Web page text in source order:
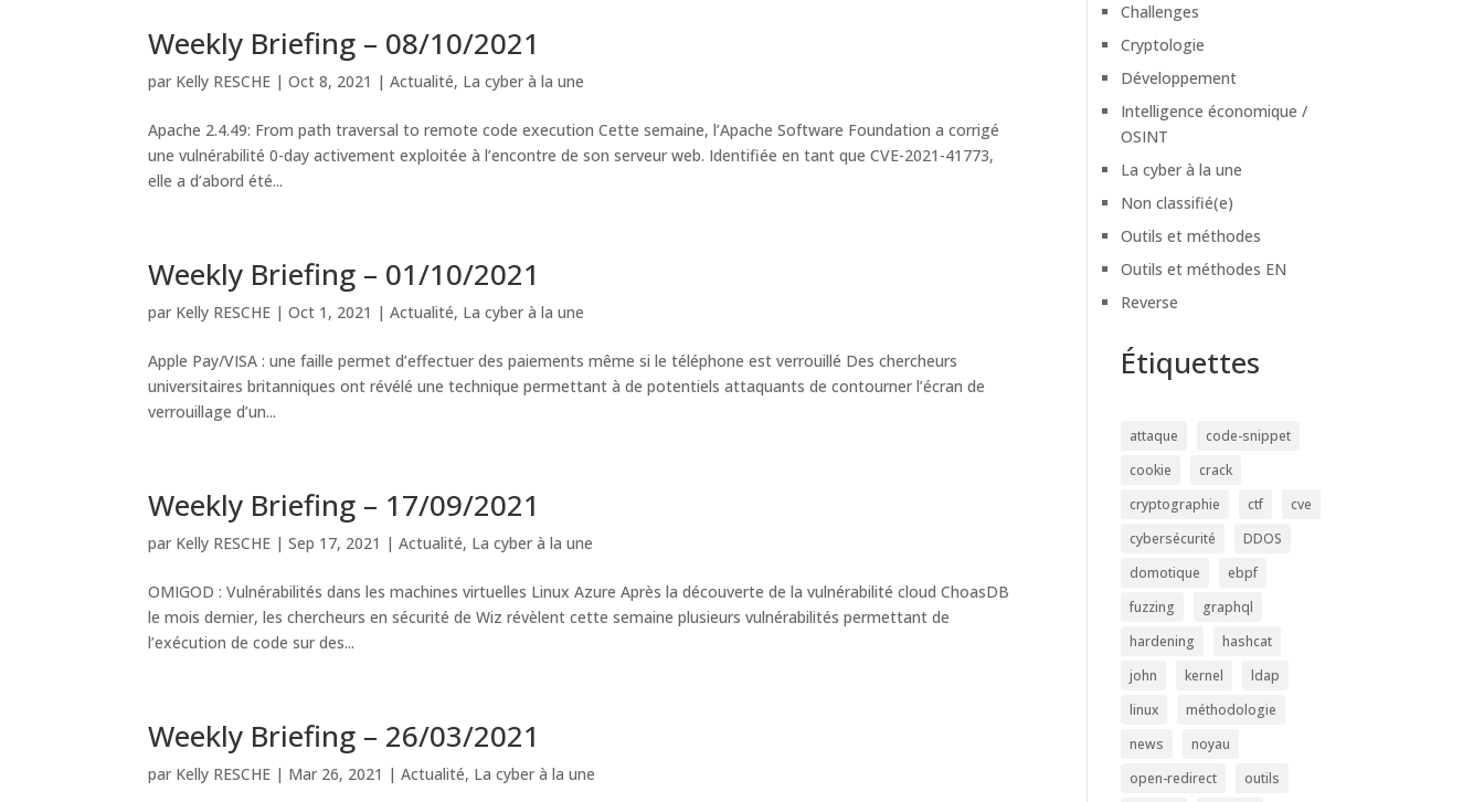
Weekly Briefing – 08/10/2021
par Kelly RESCHE |Oct 8, 2021 |Actualité, La cyber à la une
Apache 2.4.49: From path traversal to remote code execution Cette semaine, l’Apache Software Foundation a corrigé
une vulnérabilité 0-day activement exploitée à l’encontre de son serveur web. Identifiée en tant que CVE-2021-41773,
elle a d’abord été...
Weekly Briefing – 01/10/2021
par Kelly RESCHE |Oct 1, 2021 |Actualité, La cyber à la une
Apple Pay/VISA : une faille permet d’effectuer des paiements même si le téléphone est verrouillé Des chercheurs
universitaires britanniques ont révélé une technique permettant à de potentiels attaquants de contourner l’écran de
verrouillage d’un...
Weekly Briefing – 17/09/2021
par Kelly RESCHE |Sep 17, 2021 |Actualité, La cyber à la une
OMIGOD : Vulnérabilités dans les machines virtuelles Linux Azure Après la découverte de la vulnérabilité cloud ChoasDB
le mois dernier, les chercheurs en sécurité de Wiz révèlent cette semaine plusieurs vulnérabilités permettant de
l’exécution de code sur des...
Weekly Briefing – 26/03/2021
par Kelly RESCHE | Mar 26, 2021 |Actualité, La cyber à la une
Challenges
Cryptologie
Développement
Intelligence économique /
OSINT
La cyber à la une
Non classifié(e)
Outils et méthodes
Outils et méthodes EN
Reverse
Étiquettes
attaque
code-snippet
cookie
crack
cryptographie
ctf
cve
cybersécurité
DDOS
domotique
ebpf
fuzzing
graphql
hardening
hashcat
john
kernel
ldap
linux
méthodologie
news
noyau
open-redirect
outils